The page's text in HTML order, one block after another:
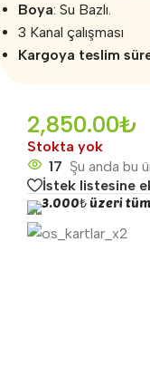
Boya: Su Bazlı.
3 Kanal çalışması
Kargoya teslim
2,850.00₺
Stokta yok
17 Şu anda bu
İstek listesine
3.000₺ üzeri